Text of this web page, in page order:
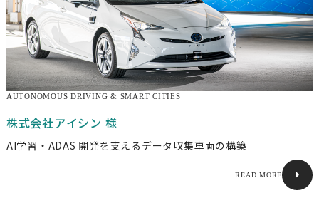
企業情報
代表メッセージ
ビジョン / ミッション / バリュー
AUTONOMOUS DRIVING & SMART CITIES
株式会社アイシン 様
AI学習・ADAS 開発を支えるデータ収集車両の構築
READ MORE